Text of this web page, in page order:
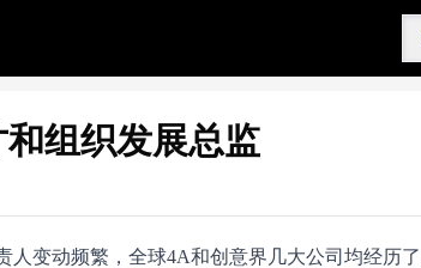
组织发展总监
变动频繁，全球4A和创意界几大公司均经历